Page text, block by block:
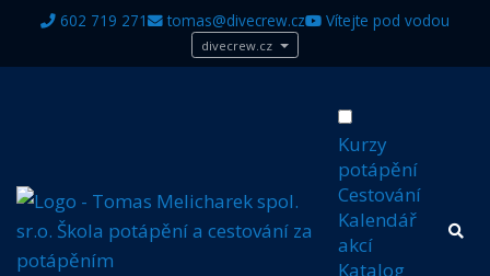
602 719 271 tomas@divecrew.cz Vítejte pod vodou
divecrew.cz
Kurzy
potápění
Cestování
Kalendář
akcí
Katalog